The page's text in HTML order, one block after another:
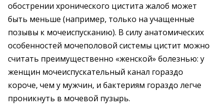
обострении хронического цистита жалоб может
быть меньше (например, только на учащенные
позывы к мочеиспусканию). В силу анатомических
особенностей мочеполовой системы цистит можно
считать преимущественно «женской» болезнью: у
женщин мочеиспускательный канал гораздо
короче, чем у мужчин, и бактериям гораздо легче
проникнуть в мочевой пузырь.